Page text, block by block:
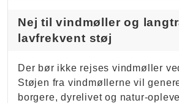
Nej til vindmøller og
lavfrekvent støj
Der bør ikke rejses vindmøller
Støjen fra vindmøllerne vil
borgere, dyrelivet og natur-